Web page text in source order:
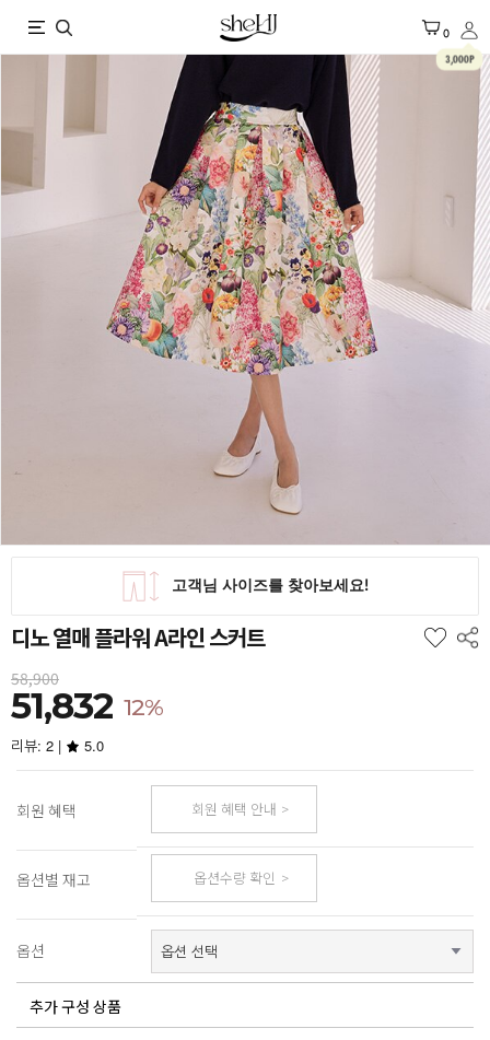
X 0
3,000P
디노 열매 플라워 A라인 스커트
58,900
51,832 12%
리뷰: 2 | 5.0
회원 혜택 회원 혜택 안내
옵션별 재고 옵션수량 확인
옵션
추가 구성 상품